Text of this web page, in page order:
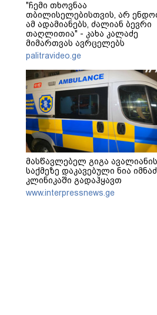
"ჩემი თხოვნაა
თბილისელებისთვის, არ
ამ ადამიანებს, ძალიან ბევრი
თაღლითია" - კახა კალაძე
მიმართვას ავრცელებს
palitravideo.ge
მასწავლებელ გიგა ავალიანის
საქმეზე დაკავებული ნია
კლინიკაში გადაჰყავთ
www.interpressnews.ge